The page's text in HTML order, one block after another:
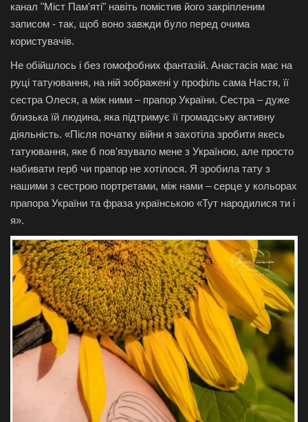
канал "Міст Пам'яті" навіть помістив його закріпленим
записом - так, щоб воно завжди було перед очима
користувачів.
Не обійшлось і без гомофобних фантазій. Анастасія має на
руці татуювання, на ній зображені у профіль сама Настя, її
сестра Олеся, а між ними – прапор України. Сестра – дуже
близька їй людина, яка підтримує її громадську активну
діяльність. «Після початку війни я захотіла зробити якесь
татуювання, яке б пов'язувало мене з Україною, але просто
набивати герб чи прапор не хотілося. Я зробила тату з
нашими з сестрою портретами, між нами – серце у кольорах
прапора України та фраза українською «Тут народилися ти і
я».